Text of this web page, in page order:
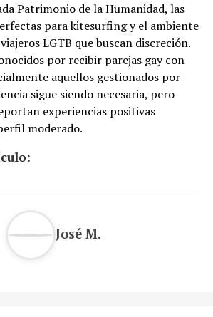
Patrimonio de la Humanidad, las
para kitesurfing y el ambiente
LGTB que buscan discreción.
por recibir parejas gay con
aquellos gestionados por
sigue siendo necesaria, pero
experiencias positivas
moderado.
José M.